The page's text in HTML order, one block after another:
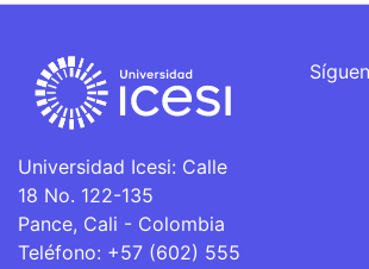
Universidad Icesi: Calle
18 No. 122-135
Pance, Cali - Colombia
Teléfono: +57 (602) 555